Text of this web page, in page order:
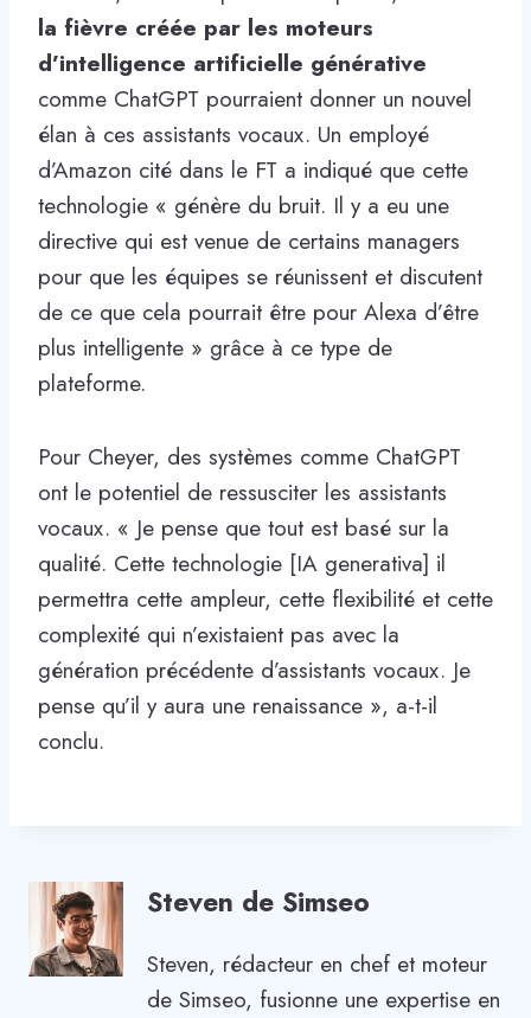
la fièvre créée par les moteurs
d’intelligence artificielle générative
comme ChatGPT pourraient donner un nouvel
élan à ces assistants vocaux. Un employé
d’Amazon cité dans le FT a indiqué que cette
technologie « génère du bruit. Il y a eu une
directive qui est venue de certains managers
pour que les équipes se réunissent et discutent
de ce que cela pourrait être pour Alexa d’être
plus intelligente » grâce à ce type de
plateforme.
Pour Cheyer, des systèmes comme ChatGPT
ont le potentiel de ressusciter les assistants
vocaux. « Je pense que tout est basé sur la
qualité. Cette technologie [IA generativa] il
permettra cette ampleur, cette flexibilité et cette
complexité qui n’existaient pas avec la
génération précédente d’assistants vocaux. Je
pense qu’il y aura une renaissance », a-t-il
conclu.
Steven de Simseo
Steven, rédacteur en chef et moteur
de Simseo, fusionne une expertise en